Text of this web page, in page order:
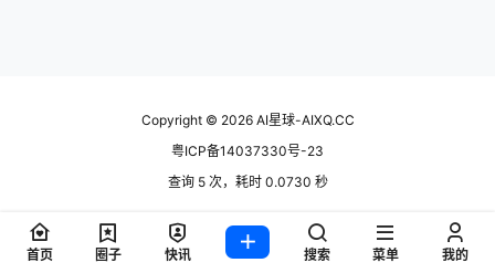
Copyright © 2026AI星球-AIXQ.CC
粤ICP备14037330号-23
查询 5 次，耗时 0.0730 秒
首页 圈子 快讯 搜索 菜单 我的